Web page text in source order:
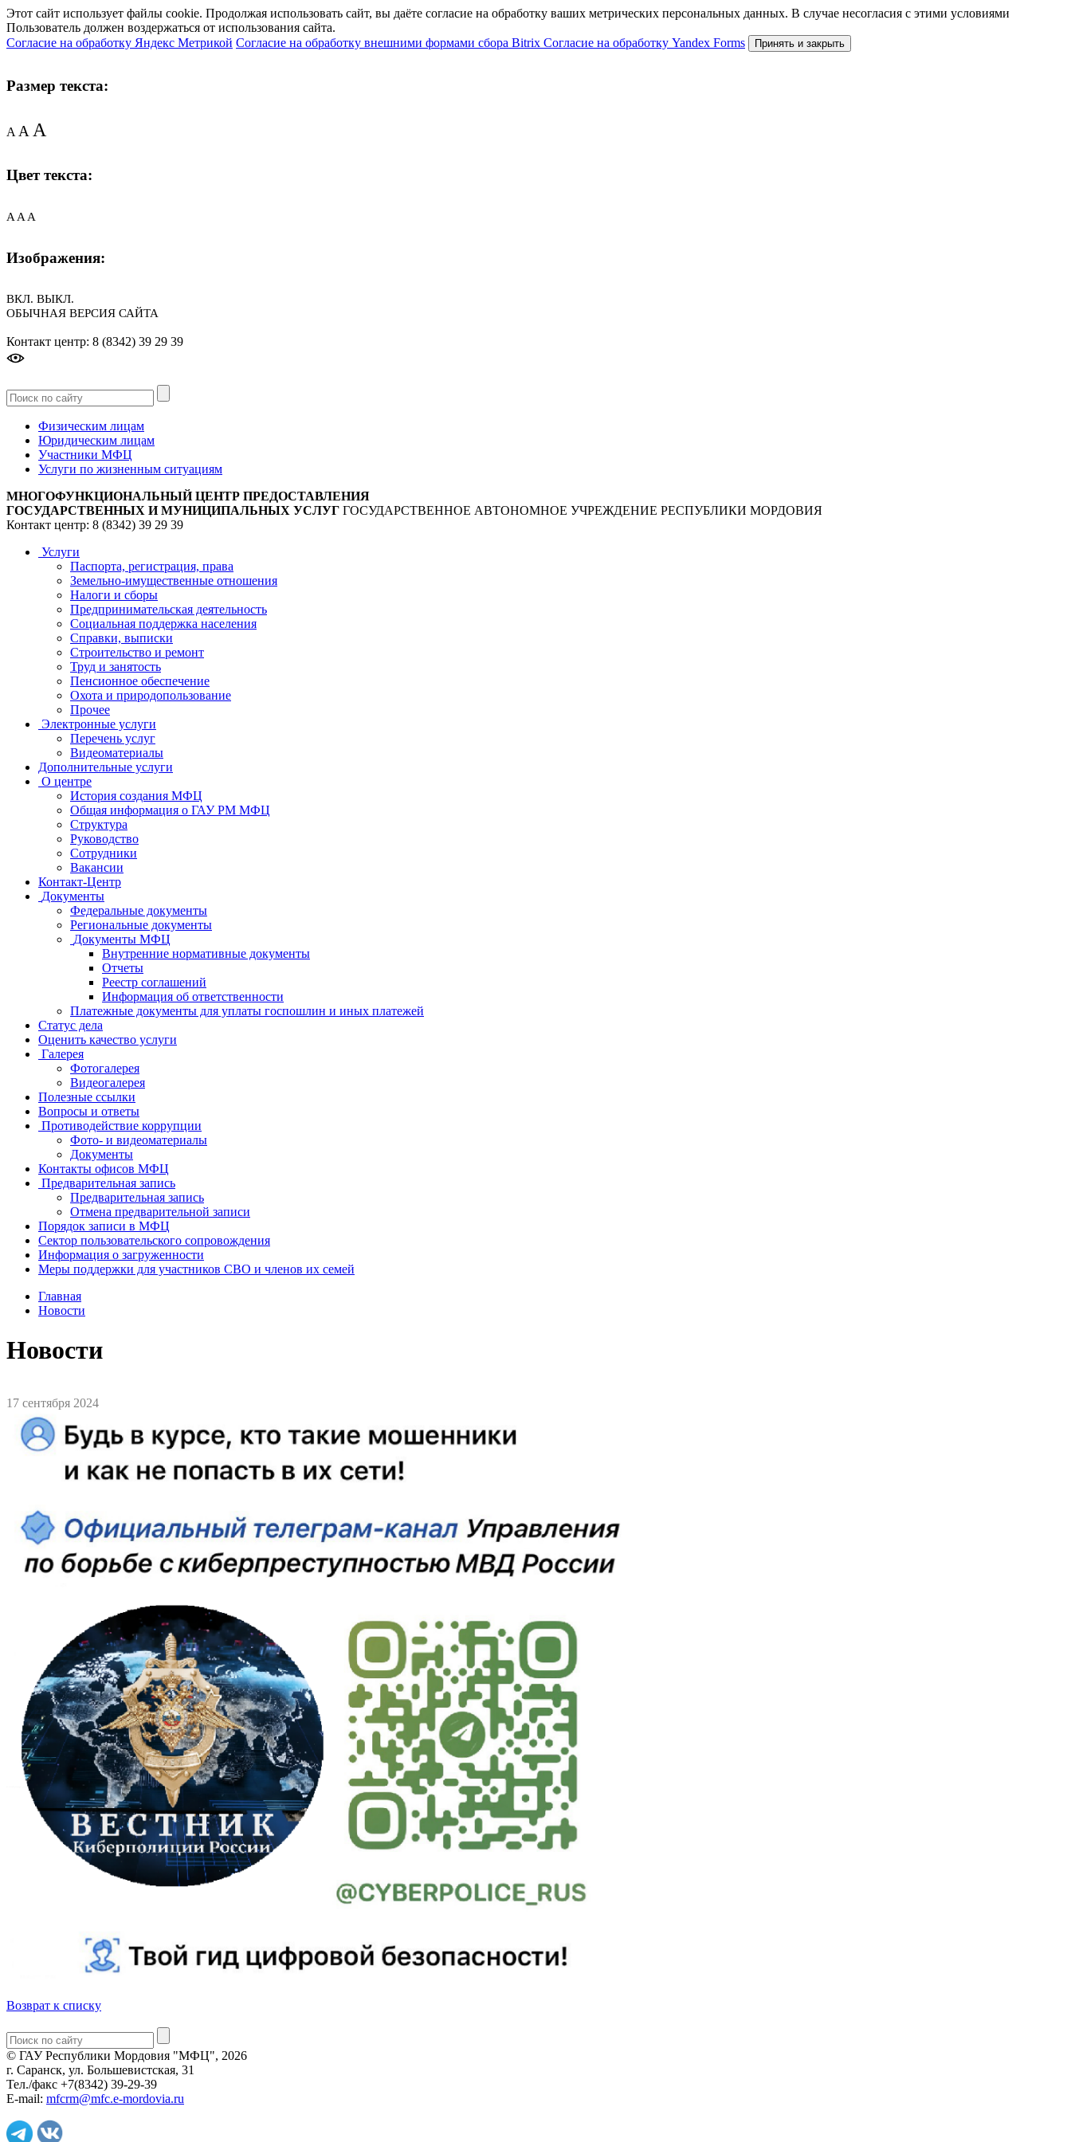
Этот сайт использует файлы cookie. Продолжая использовать сайт, вы даёте согласие на обработку ваших метрических персональных данных. В случае несогласия с этими условиями
Пользователь должен воздержаться от использования сайта.
Согласие на обработку Яндекс Метрикой Согласие на обработку внешними формами сбора Bitrix Согласие на обработку Yandex Forms Принять и закрыть
Размер текста:
AAA
Цвет текста:
A A A
Изображения:
ВКЛ. ВЫКЛ.
ОБЫЧНАЯ ВЕРСИЯ САЙТА
Контакт центр: 8 (8342) 39 29 39
Физическим лицам
Юридическим лицам
Участники МФЦ
Услуги по жизненным ситуациям
МНОГОФУНКЦИОНАЛЬНЫЙ ЦЕНТР ПРЕДОСТАВЛЕНИЯ
ГОСУДАРСТВЕННЫХ И МУНИЦИПАЛЬНЫХ УСЛУГ ГОСУДАРСТВЕННОЕ АВТОНОМНОЕ УЧРЕЖДЕНИЕ РЕСПУБЛИКИ МОРДОВИЯ
Контакт центр: 8 (8342) 39 29 39
Услуги
Паспорта, регистрация, права
Земельно-имущественные отношения
Налоги и сборы
Предпринимательская деятельность
Социальная поддержка населения
Справки, выписки
Строительство и ремонт
Труд и занятость
Пенсионное обеспечение
Охота и природопользование
Прочее
Электронные услуги
Перечень услуг
Видеоматериалы
Дополнительные услуги
О центре
История создания МФЦ
Общая информация о ГАУ РМ МФЦ
Структура
Руководство
Сотрудники
Вакансии
Контакт-Центр
Документы
Федеральные документы
Региональные документы
Документы МФЦ
Внутренние нормативные документы
Отчеты
Реестр соглашений
Информация об ответственности
Платежные документы для уплаты госпошлин и иных платежей
Статус дела
Оценить качество услуги
Галерея
Фотогалерея
Видеогалерея
Полезные ссылки
Вопросы и ответы
Противодействие коррупции
Фото- и видеоматериалы
Документы
Контакты офисов МФЦ
Предварительная запись
Предварительная запись
Отмена предварительной записи
Порядок записи в МФЦ
Сектор пользовательского сопровождения
Информация о загруженности
Меры поддержки для участников СВО и членов их семей
Главная
Новости
Новости
17 сентября 2024
Возврат к списку
© ГАУ Республики Мордовия "МФЦ", 2026
г. Саранск, ул. Большевистская, 31
Тел./факс +7(8342) 39-29-39
E-mail: mfcrm@mfc.e-mordovia.ru